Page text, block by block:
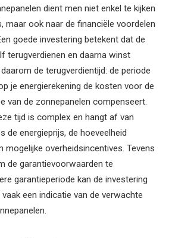
dient men niet enkel te kijken
maar ook naar de financiële voordelen
goede investering betekent dat de
terugverdienen en daarna winst
de terugverdientijd: de periode
je energierekening de kosten voor de
van de zonnepanelen compenseert.
tijd is complex en hangt af van
de energieprijs, de hoeveelheid
mogelijke overheidsincentives. Tevens
de garantievoorwaarden te
garantieperiode kan de investering
een indicatie van de verwachte